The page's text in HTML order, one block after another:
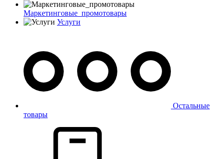
Маркетинговые_промотовары
Услуги
Остальные
товары